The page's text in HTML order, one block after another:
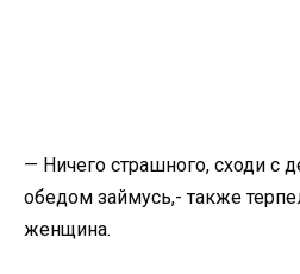
— Ничего страшного, сходи с
обедом займусь,- также
женщина.